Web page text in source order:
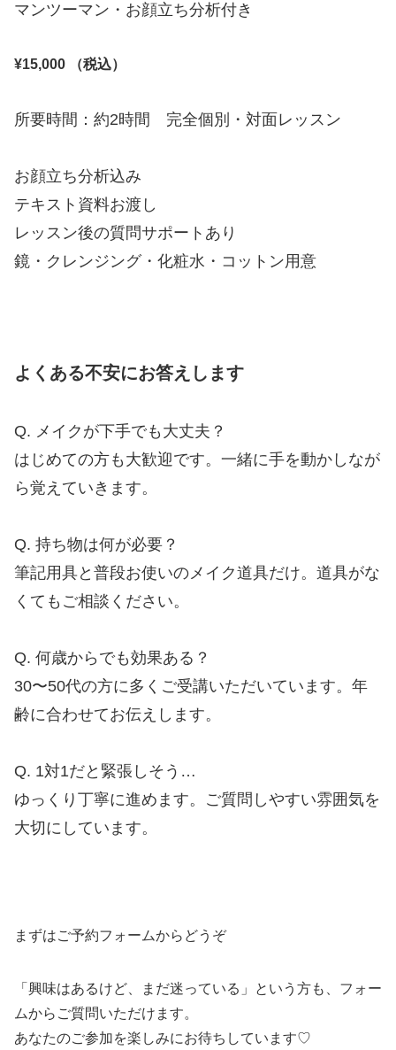
マンツーマン・お顔立ち分析付き
¥15,000 （税込）
所要時間：約2時間 完全個別・対面レッスン
お顔立ち分析込み
テキスト資料お渡し
レッスン後の質問サポートあり
鏡・クレンジング・化粧水・コットン用意
よくある不安にお答えします
Q. メイクが下手でも大丈夫？
はじめての方も大歓迎です。一緒に手を動かしなが
ら覚えていきます。
Q. 持ち物は何が必要？
筆記用具と普段お使いのメイク道具だけ。道具がな
くてもご相談ください。
Q. 何歳からでも効果ある？
30〜50代の方に多くご受講いただいています。年
齢に合わせてお伝えします。
Q. 1対1だと緊張しそう…
ゆっくり丁寧に進めます。ご質問しやすい雰囲気を
大切にしています。
まずはご予約フォームからどうぞ
「興味はあるけど、まだ迷っている」という方も、フォー
ムからご質問いただけます。
あなたのご参加を楽しみにお待ちしています♡